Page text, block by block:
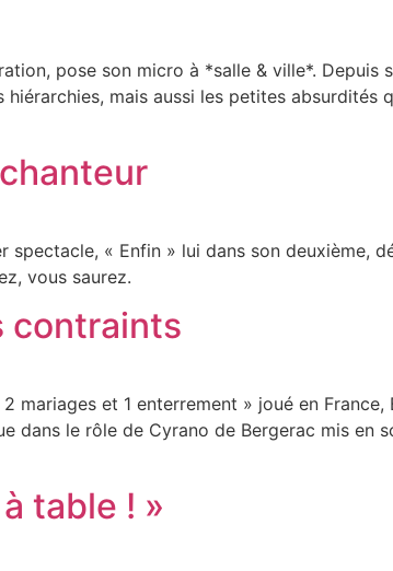
pose son micro à *salle & ville*. Depuis
mais aussi les petites absurdités
« Enfin » lui dans son deuxième,
vous saurez.
contraints
mariages et 1 enterrement » joué en
dans le rôle de Cyrano de Bergerac mis en
table ! »